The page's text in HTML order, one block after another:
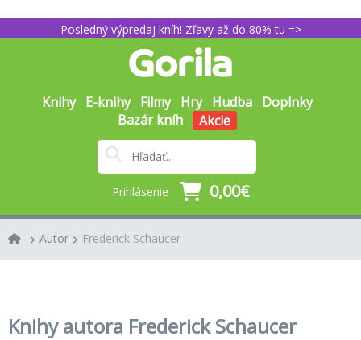
Posledný výpredaj kníh! Zľavy až do 80% tu =>
Knihy E-knihy Filmy Hry Hudba Doplnky
Bazár kníh
Akcie
Prihlásenie 0,00€
Autor Frederick Schaucer
Knihy autora Frederick Schaucer